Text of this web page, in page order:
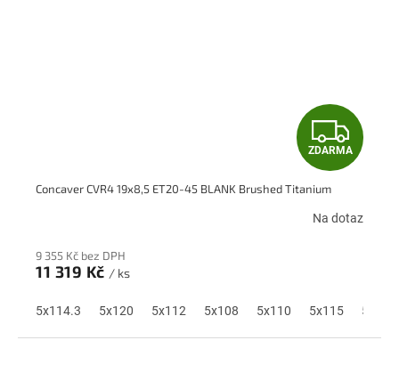
Z
D
A
A
ZDARMA
Concaver CVR4 19x8,5 ET20-45 BLANK Brushed Titanium
Na dotaz
9 355 Kč bez DPH
11 319 Kč / ks
5x114.3 5x120 5x112 5x108 5x110 5x115 5x118